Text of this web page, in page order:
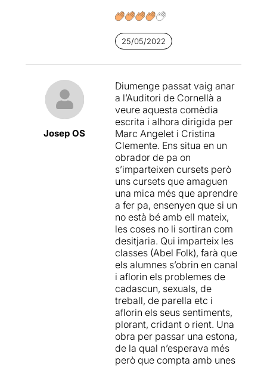
25/05/2022
Josep OS
Diumenge passat vaig anar
a l’Auditori de Cornellà a
veure aquesta comèdia
escrita i alhora dirigida per
Marc Angelet i Cristina
Clemente. Ens situa en un
obrador de pa on
s’imparteixen cursets però
uns cursets que amaguen
una mica més que aprendre
a fer pa, ensenyen que si un
no està bé amb ell mateix,
les coses no li sortiran com
desitjaria. Qui imparteix les
classes (Abel Folk), farà que
els alumnes s’obrin en canal
i aflorin els problemes de
cadascun, sexuals, de
treball, de parella etc i
aflorin els seus sentiments,
plorant, cridant o rient. Una
obra per passar una estona,
de la qual n’esperava més
però que compta amb unes